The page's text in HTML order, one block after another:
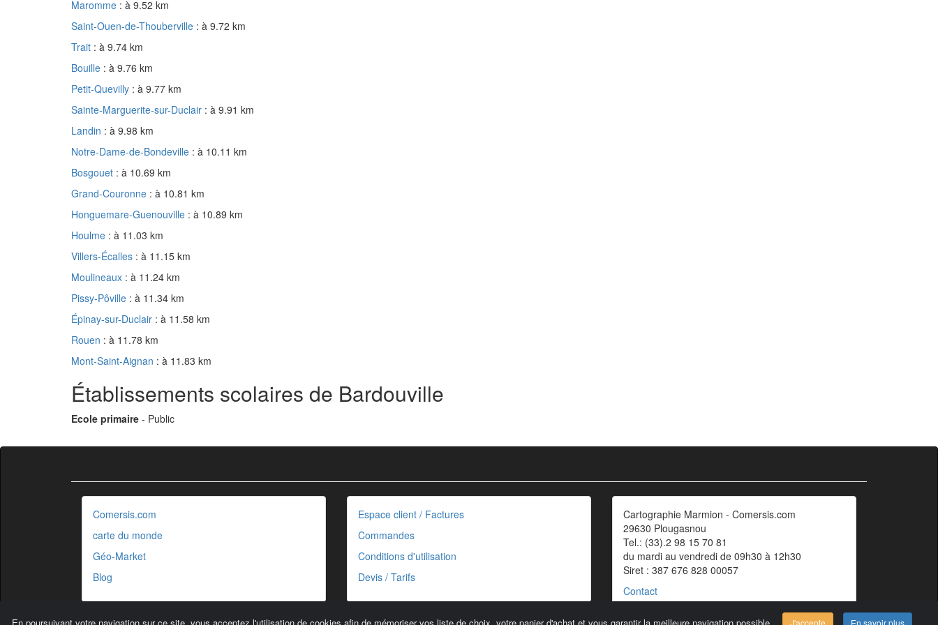
Maromme : à 9.52 km
Saint-Ouen-de-Thouberville : à 9.72 km
Trait : à 9.74 km
Bouille : à 9.76 km
Petit-Quevilly : à 9.77 km
Sainte-Marguerite-sur-Duclair : à 9.91 km
Landin : à 9.98 km
Notre-Dame-de-Bondeville : à 10.11 km
Bosgouet : à 10.69 km
Grand-Couronne : à 10.81 km
Honguemare-Guenouville : à 10.89 km
Houlme : à 11.03 km
Villers-Écalles : à 11.15 km
Moulineaux : à 11.24 km
Pissy-Pôville : à 11.34 km
Épinay-sur-Duclair : à 11.58 km
Rouen : à 11.78 km
Mont-Saint-Aignan : à 11.83 km
Établissements scolaires de Bardouville
Ecole primaire - Public
J'accepte En savoir plus
Comersis.com
carte du monde
Géo-Market
Blog
Espace client / Factures
Commandes
Conditions d'utilisation
Devis / Tarifs
Cartographie Marmion - Comersis.com
29630 Plougasnou
Tel.: (33).2 98 15 70 81
du mardi au vendredi de 09h30 à 12h30
Siret : 387 676 828 00057
Contact